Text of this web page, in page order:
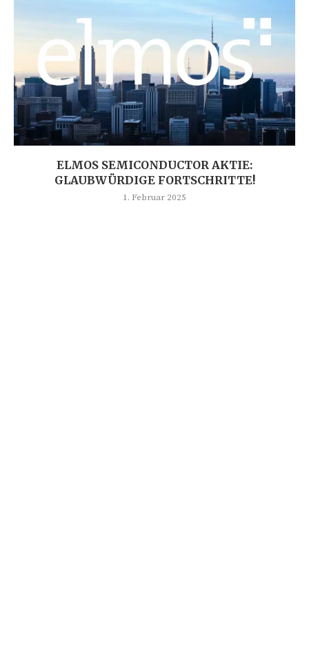
ELMOS SEMICONDUCTOR AKTIE:
GLAUBWÜRDIGE FORTSCHRITTE!
1. Februar 2025